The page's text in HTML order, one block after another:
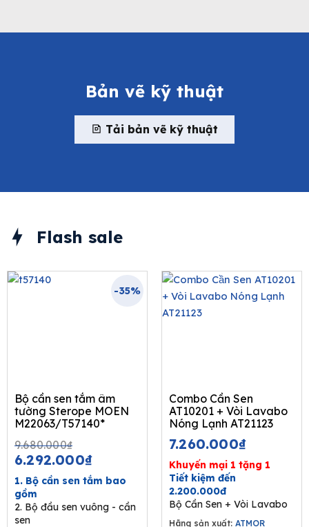
Bản vẽ kỹ thuật
Tải bản vẽ kỹ thuật
Flash sale
-35%
Bộ cần sen tắm âm
tường Sterope MOEN
M22063/T57140*
9.680.000₫Original
price
was:
9.680.000₫.
6.292.000₫price
is:
6.292.000₫.
1. Bộ cần sen tắm bao
gồm
2. Bộ đầu sen vuông - cần
sen
Combo Cần Sen
AT10201 + Vòi Lavabo
Nóng Lạnh AT21123
7.260.000₫
Khuyến mại 1 tặng 1
Tiết kiệm đến
2.200.000đ
Bộ Cần Sen + Vòi Lavabo
Hãng sản xuất: ATMOR